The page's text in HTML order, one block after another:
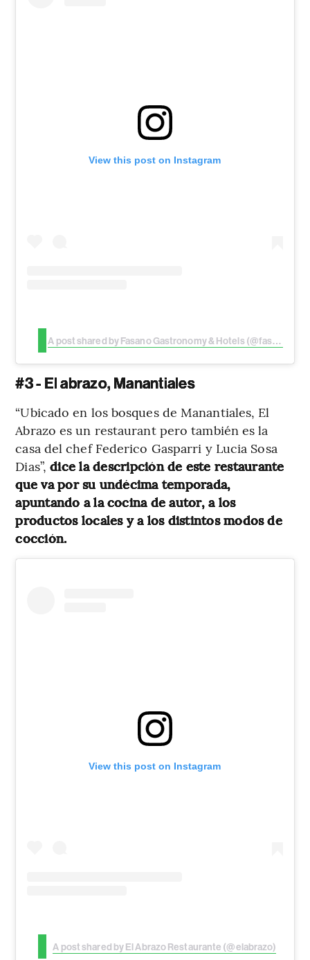
View this post on Instagram
A post shared by Fasano Gastronomy & Hotels (@fasano)
#3 - El abrazo, Manantiales
“Ubicado en los bosques de Manantiales, El
Abrazo es un restaurant pero también es la
casa del chef Federico Gasparri y Lucia Sosa
Dias”, dice la descripción de este restaurante
que va por su undécima temporada,
apuntando a la cocina de autor, a los
productos locales y a los distintos modos de
cocción.
View this post on Instagram
A post shared by El Abrazo Restaurante (@elabrazo)